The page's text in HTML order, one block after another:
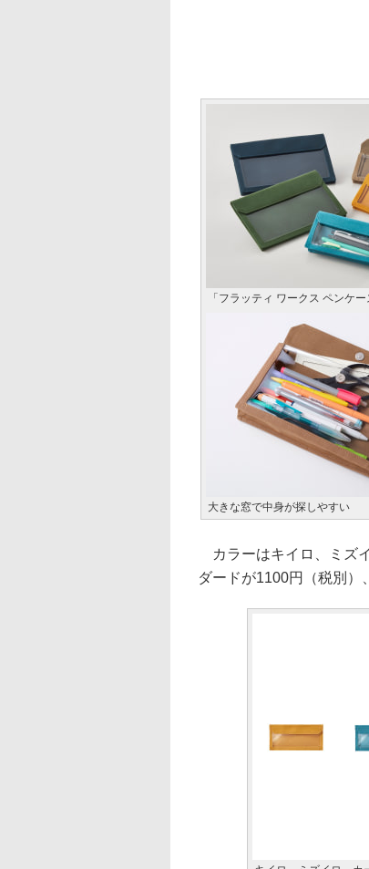
「フラッティ ワークス ペンケー
大きな窓で中身が探しやすい
カラーはキイロ、ミズ
ダードが1100円（税別）